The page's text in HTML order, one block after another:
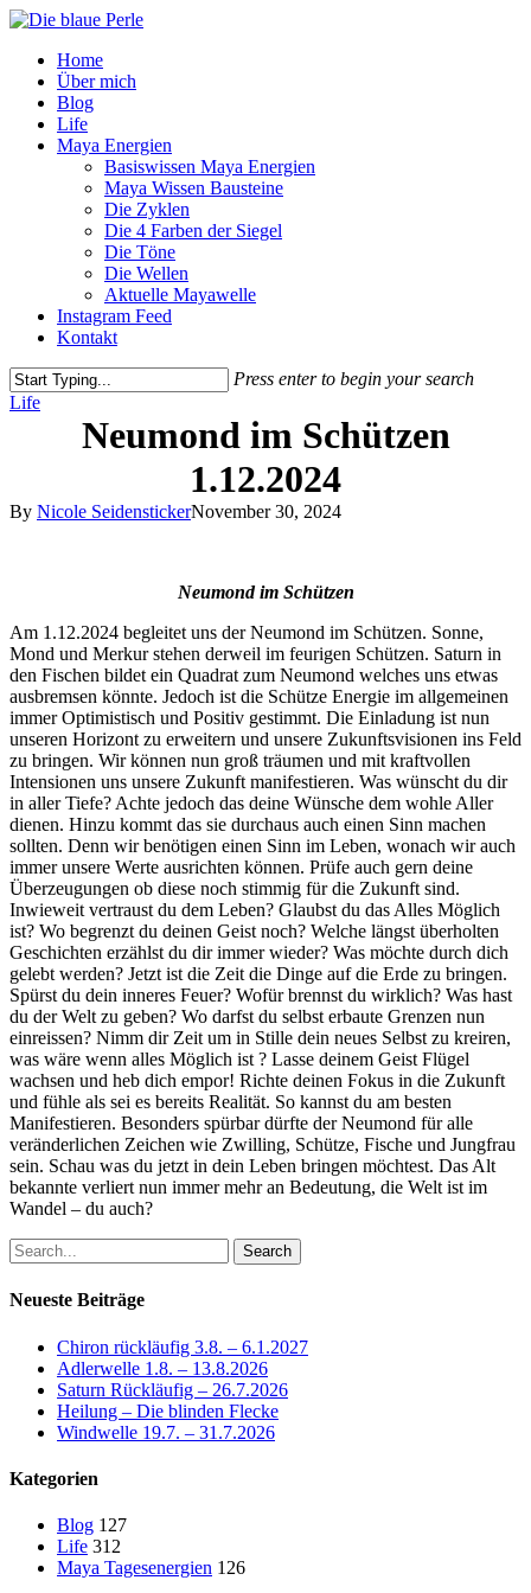
Skip
main
content
Menu
Home
Über mich
Blog
Life
Maya Energien
Basiswissen Maya Energien
Maya Wissen Bausteine
Die Zyklen
Die 4 Farben der Siegel
Die Töne
Die Wellen
Aktuelle Mayawelle
Instagram Feed
Kontakt
Press enter to begin your search
Close
Life
Neumond im Schützen
1.12.2024
By Nicole SeidenstickerNovember 30, 2024
Neumond im Schützen
Am 1.12.2024 begleitet uns der Neumond im Schützen. Sonne,
Mond und Merkur stehen derweil im feurigen Schützen. Saturn in
den Fischen bildet ein Quadrat zum Neumond welches uns etwas
ausbremsen könnte. Jedoch ist die Schütze Energie im allgemeinen
immer Optimistisch und Positiv gestimmt. Die Einladung ist nun
unseren Horizont zu erweitern und unsere Zukunftsvisionen ins Feld
zu bringen. Wir können nun groß träumen und mit kraftvollen
Intensionen uns unsere Zukunft manifestieren. Was wünscht du dir
in aller Tiefe? Achte jedoch das deine Wünsche dem wohle Aller
dienen. Hinzu kommt das sie durchaus auch einen Sinn machen
sollten. Denn wir benötigen einen Sinn im Leben, wonach wir auch
immer unsere Werte ausrichten können. Prüfe auch gern deine
Überzeugungen ob diese noch stimmig für die Zukunft sind.
Inwieweit vertraust du dem Leben? Glaubst du das Alles Möglich
ist? Wo begrenzt du deinen Geist noch? Welche längst überholten
Geschichten erzählst du dir immer wieder? Was möchte durch dich
gelebt werden? Jetzt ist die Zeit die Dinge auf die Erde zu bringen.
Spürst du dein inneres Feuer? Wofür brennst du wirklich? Was hast
du der Welt zu geben? Wo darfst du selbst erbaute Grenzen nun
einreissen? Nimm dir Zeit um in Stille dein neues Selbst zu kreiren,
was wäre wenn alles Möglich ist ? Lasse deinem Geist Flügel
wachsen und heb dich empor! Richte deinen Fokus in die Zukunft
und fühle als sei es bereits Realität. So kannst du am besten
Manifestieren. Besonders spürbar dürfte der Neumond für alle
veränderlichen Zeichen wie Zwilling, Schütze, Fische und Jungfrau
sein. Schau was du jetzt in dein Leben bringen möchtest. Das Alt
bekannte verliert nun immer mehr an Bedeutung, die Welt ist im
Wandel – du auch?
Search
Neueste Beiträge
Chiron rückläufig 3.8. – 6.1.2027
Adlerwelle 1.8. – 13.8.2026
Saturn Rückläufig – 26.7.2026
Heilung – Die blinden Flecke
Windwelle 19.7. – 31.7.2026
Kategorien
Blog 127
Life 312
Maya Tagesenergien 126